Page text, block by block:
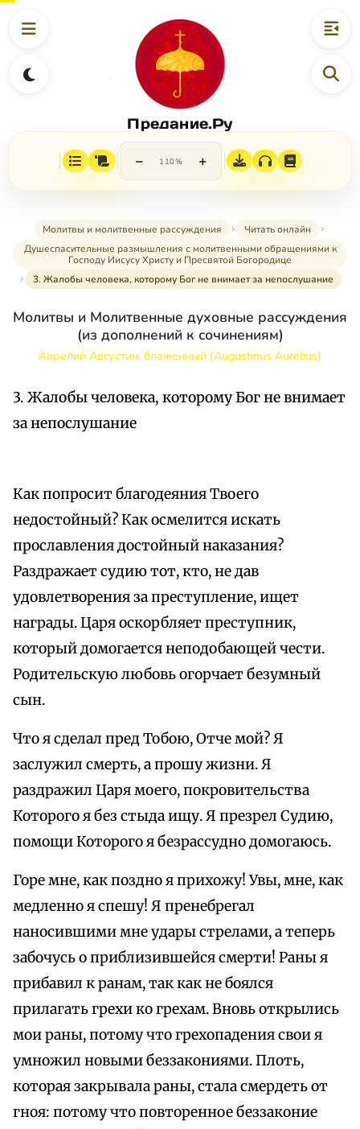
Предание.Ру
− 110% +
Молитвы и молитвенные рассуждения
Читать онлайн
Душеспасительные размышления с молитвенными обращениями к
Господу Иисусу Христу и Пресвятой Богородице
3. Жалобы человека, которому Бог не внимает за непослушание
Молитвы и Молитвенные духовные рассуждения
(из дополнений к сочинениям)
Аврелий Августин, блаженный (Augustinus Aurelius)
3. Жалобы человека, которому Бог не внимает
за непослушание
Как попросит благодеяния Твоего
недостойный? Как осмелится искать
прославления достойный наказания?
Раздражает судию тот, кто, не дав
удовлетворения за преступление, ищет
награды. Царя оскорбляет преступник,
который домогается неподобающей чести.
Родительскую любовь огорчает безумный
сын.
Что я сделал пред Тобою, Отче мой? Я
заслужил смерть, а прошу жизни. Я
раздражил Царя моего, покровительства
Которого я без стыда ищу. Я презрел Судию,
помощи Которого я безрассудно домогаюсь.
Горе мне, как поздно я прихожу! Увы, мне, как
медленно я спешу! Я пренебрегал
наносившими мне удары стрелами, а теперь
забочусь о приблизившейся смерти! Раны я
прибавил к ранам, так как не боялся
прилагать грехи ко грехам. Вновь открылись
мои раны, потому что грехопадения свои я
умножил новыми беззакониями. Плоть,
которая закрывала раны, стала смердеть от
гноя: потому что повторенное беззаконие